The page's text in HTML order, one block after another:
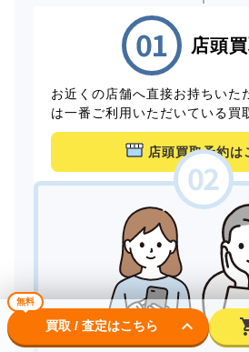
店頭
お近くの店舗へ直接お持ちいた
は一番ご利用いただいている買
店頭買取予約は
無料
買取 / 査定はこちら keyboard_arrow_down